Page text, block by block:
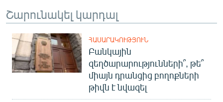
Շարունակել կարդալ
ՀԱՍԱՐԱԿՈՒԹՅՈՒՆ
Բանկային
զեղծարարությունների՞, թե՞
միայն դրանցից բողոքների
թիվն է նվազել